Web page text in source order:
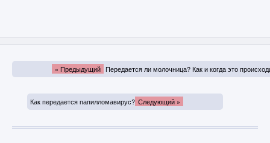
« Предыдущий Передается ли молочница? Как и когда это
Как передается папилломавирус? Следующий »